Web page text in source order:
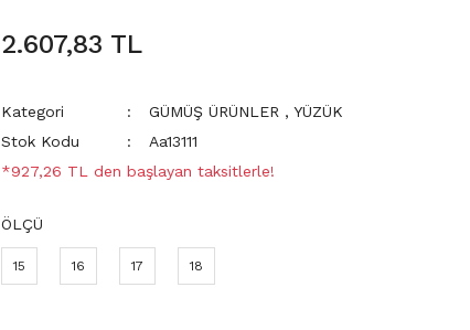
2.607,83 TL
Kategori GÜMÜŞ ÜRÜNLER ,YÜZÜK
Stok Kodu
Aa13111
*927,26 TL den başlayan taksitlerle!
ÖLÇÜ
15 16 17 18